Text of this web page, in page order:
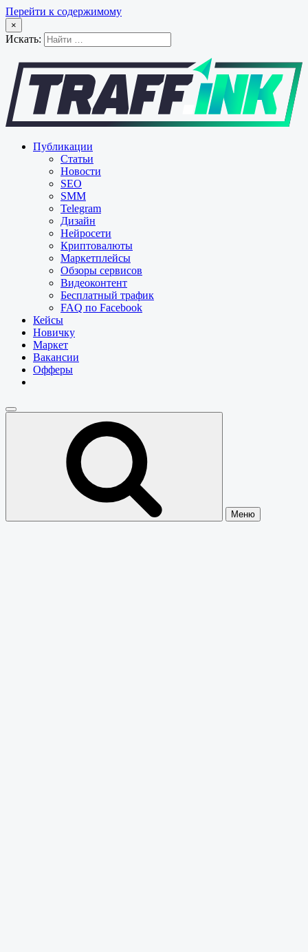
Перейти к содержимому
×
Искать:
Публикации
Статьи
Новости
SEO
SMM
Telegram
Дизайн
Нейросети
Криптовалюты
Маркетплейсы
Обзоры сервисов
Видеоконтент
Бесплатный трафик
FAQ по Facebook
Кейсы
Новичку
Маркет
Вакансии
Офферы
Меню